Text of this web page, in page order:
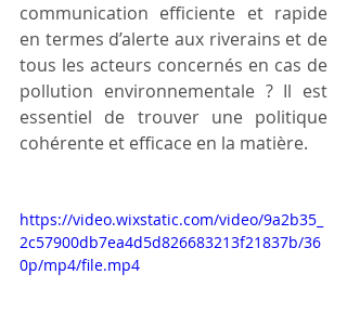
communication efficiente et rapide
en termes d’alerte aux riverains et de
tous les acteurs concernés en cas de
pollution environnementale ? Il est
essentiel de trouver une politique
cohérente et efficace en la matière.
https://video.wixstatic.com/video/9a2b35_
2c57900db7ea4d5d826683213f21837b/36
0p/mp4/file.mp4